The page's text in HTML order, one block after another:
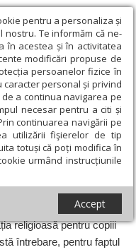
pentru a personaliza și
Te informăm că ne-
în acestea și în activitatea
modificări propuse de
persoanelor fizice în
personal și privind
a continua navigarea pe
necesar pentru a citi și
continuarea navigării pe
utilizării fişierelor de tip
totuși că poți modifica în
urmând instrucțiunile
Accept
› Formare
viață frumoasă
religioasă pentru copiii
întrebare, pentru faptul